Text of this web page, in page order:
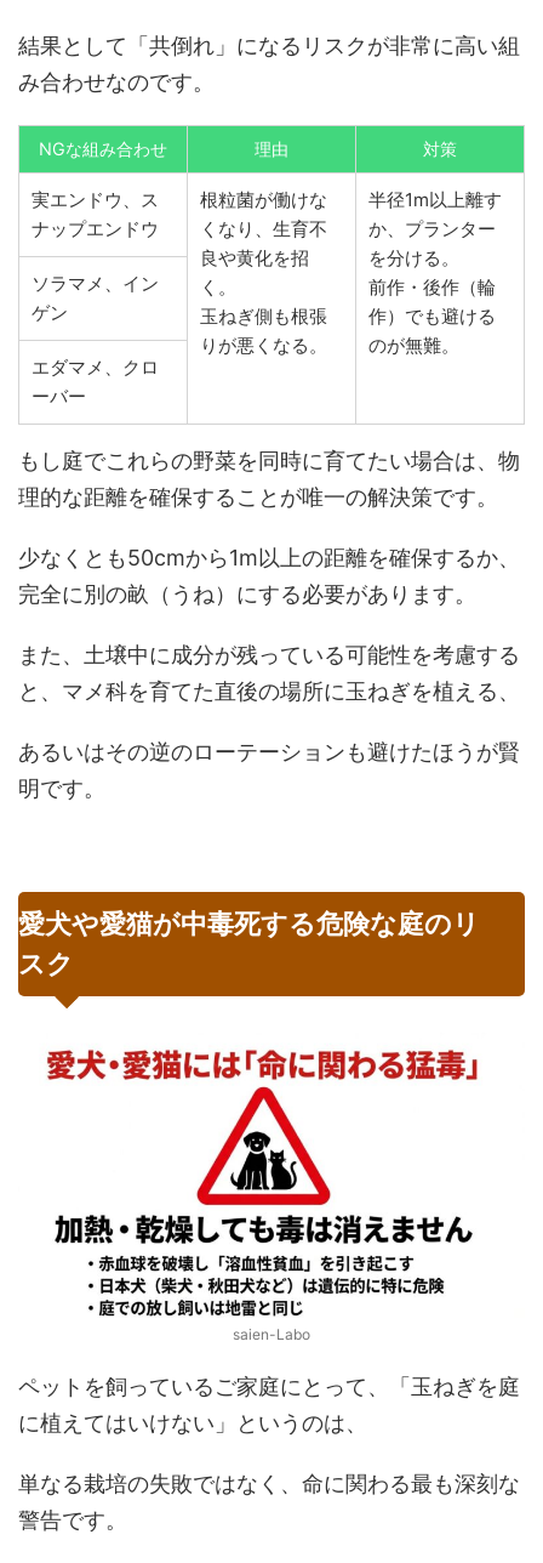
結果として「共倒れ」になるリスクが非常に高い組
み合わせなのです。
NGな組み合わせ 理由 対策
実エンドウ、ス
ナップエンドウ
根粒菌が働けな
くなり、生育不
良や黄化を招
く。
玉ねぎ側も根張
りが悪くなる。
半径1m以上離す
か、プランター
を分ける。
前作・後作（輪
作）でも避ける
のが無難。
ソラマメ、イン
ゲン
エダマメ、クロ
ーバー
もし庭でこれらの野菜を同時に育てたい場合は、物
理的な距離を確保することが唯一の解決策です。
少なくとも50cmから1m以上の距離を確保するか、
完全に別の畝（うね）にする必要があります。
また、土壌中に成分が残っている可能性を考慮する
と、マメ科を育てた直後の場所に玉ねぎを植える、
あるいはその逆のローテーションも避けたほうが賢
明です。
愛犬や愛猫が中毒死する危険な庭のリ
スク
saien-Labo
ペットを飼っているご家庭にとって、「玉ねぎを庭
に植えてはいけない」というのは、
単なる栽培の失敗ではなく、命に関わる最も深刻な
警告です。